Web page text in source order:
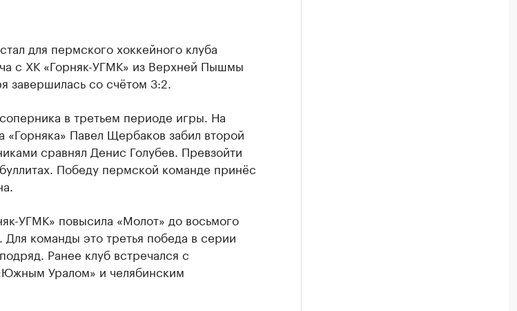
для пермского хоккейного клуба
с ХК «Горняк-УГМК» из Верхней Пышмы
завершилась со счётом 3:2.
в третьем периоде игры. На
«Горняка» Павел Щербаков забил второй
сравнял Денис Голубев. Превзойти
Победу пермской команде принёс
УГМК» повысила «Молот» до восьмого
Для команды это третья победа в серии
Ранее клуб встречался с
Уралом» и челябинским